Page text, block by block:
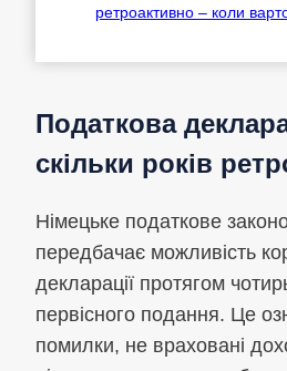
ретроактивно – коли
Податкова
скільки років
Німецьке податкове
передбачає можливість
декларації протягом
первісного подання. Це
помилки, не враховані